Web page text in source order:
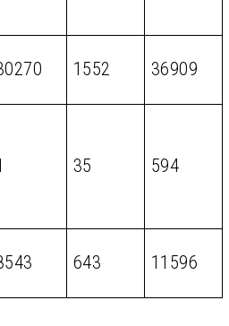
1552 36909
35 594
643 11596